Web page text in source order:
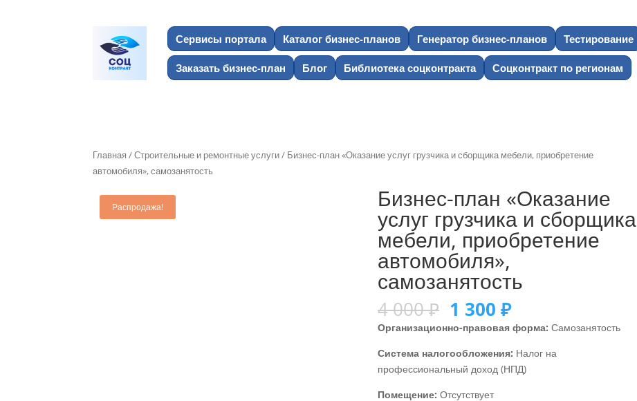
Сервисы портала Каталог бизнес-планов Генератор бизнес-планов Тестирование
Заказать бизнес-план Блог Библиотека соцконтракта Соцконтракт по регионам
Главная /Строительные и ремонтные услуги/ Бизнес-план «Оказание услуг грузчика и сборщика мебели, приобретение
автомобиля», самозанятость
Распродажа! Бизнес-план «Оказание
услуг грузчика и сборщика
мебели, приобретение
автомобиля»,
самозанятость
4 000₽ 1 300₽
Организационно-правовая форма: Самозанятость
Система налогообложения: Налог на
профессиональный доход (НПД)
Помещение: Отсутствует